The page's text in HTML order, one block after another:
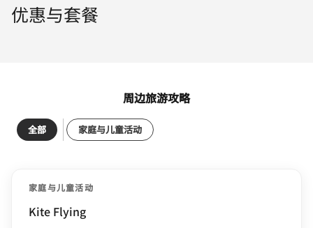
优惠与套餐
周边旅游攻略
全部 家庭与儿童活动
家庭与儿童活动
Kite Flying